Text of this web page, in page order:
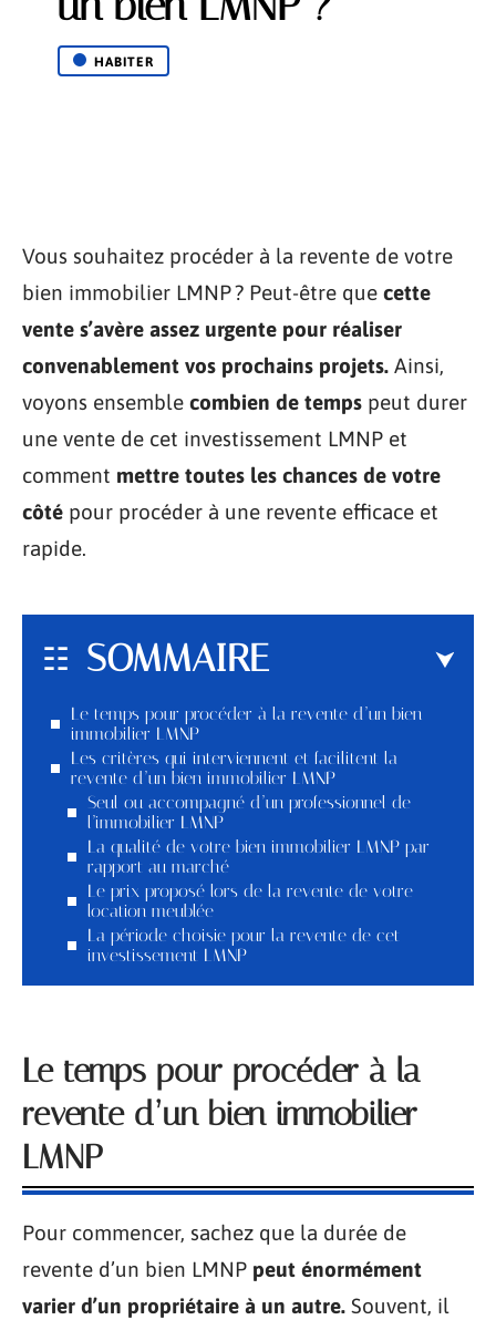
HABITER
Vous souhaitez procéder à la revente de votre
bien immobilier LMNP ? Peut-être que cette
vente s’avère assez urgente pour réaliser
convenablement vos prochains projets. Ainsi,
voyons ensemble combien de temps peut durer
une vente de cet investissement LMNP et
comment mettre toutes les chances de votre
côté pour procéder à une revente efficace et
rapide.
SOMMAIRE
Le temps pour procéder à la revente d’un bien
immobilier LMNP
Les critères qui interviennent et facilitent la
revente d’un bien immobilier LMNP
Seul ou accompagné d’un professionnel de
l’immobilier LMNP
La qualité de votre bien immobilier LMNP par
rapport au marché
Le prix proposé lors de la revente de votre
location meublée
La période choisie pour la revente de cet
investissement LMNP
Le temps pour procéder à la
revente d’un bien immobilier
LMNP
Pour commencer, sachez que la durée de
revente d’un bien LMNP peut énormément
varier d’un propriétaire à un autre. Souvent, il